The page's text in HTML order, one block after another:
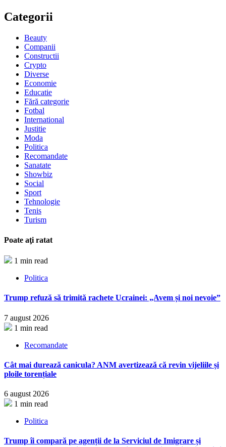
Categorii
Beauty
Companii
Constructii
Crypto
Diverse
Economie
Educatie
Fără categorie
Fotbal
International
Justitie
Moda
Politica
Recomandate
Sanatate
Showbiz
Social
Sport
Tehnologie
Tenis
Turism
Poate aţi ratat
1 min read
Politica
Trump refuză să trimită rachete Ucrainei: „Avem și noi nevoie”
7 august 2026
1 min read
Recomandate
Cât mai durează canicula? ANM avertizează că revin vijeliile și
ploile torențiale
6 august 2026
1 min read
Politica
Trump îi compară pe agenții de la Serviciul de Imigrare și